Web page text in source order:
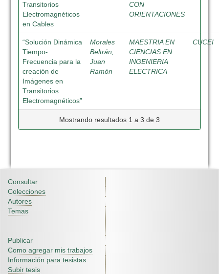
Transitorios
Electromagnéticos
en Cables
CON
ORIENTACIONES
“Solución Dinámica
Tiempo-
Frecuencia para la
creación de
Imágenes en
Transitorios
Electromagnéticos”
Morales
Beltrán,
Juan
Ramón
MAESTRIA EN
CIENCIAS EN
INGENIERIA
ELECTRICA
CUCEI
Mostrando resultados 1 a 3 de 3
Consultar
Colecciones
Autores
Temas
Publicar
Como agregar mis trabajos
Información para tesistas
Subir tesis